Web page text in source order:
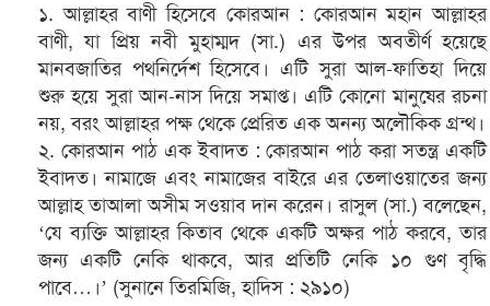
১. আল্লাহর বাণী হিসেবে কোরআন : কোরআন মহান আল্লাহর
বাণী, যা প্রিয় নবী মুহাম্মদ (সা.) এর উপর অবতীর্ণ হয়েছে
মানবজাতির পথনির্দেশ হিসেবে। এটি সুরা আল-ফাতিহা দিয়ে
শুরু হয়ে সুরা আন-নাস দিয়ে সমাপ্ত। এটি কোনো মানুষের রচনা
নয়, বরং আল্লাহর পক্ষ থেকে প্রেরিত এক অনন্য অলৌকিক গ্রন্থ।
২. কোরআন পাঠ এক ইবাদত : কোরআন পাঠ করা সতন্ত্র একটি
ইবাদত। নামাজে এবং নামাজের বাইরে এর তেলাওয়াতের জন্য
আল্লাহ তাআলা অসীম সওয়াব দান করেন। রাসুল (সা.) বলেছেন,
‘যে ব্যক্তি আল্লাহর কিতাব থেকে একটি অক্ষর পাঠ করবে, তার
জন্য একটি নেকি থাকবে, আর প্রতিটি নেকি ১০ গুণ বৃদ্ধি
পাবে…।’ (সুনানে তিরমিজি, হাদিস : ২৯১০)